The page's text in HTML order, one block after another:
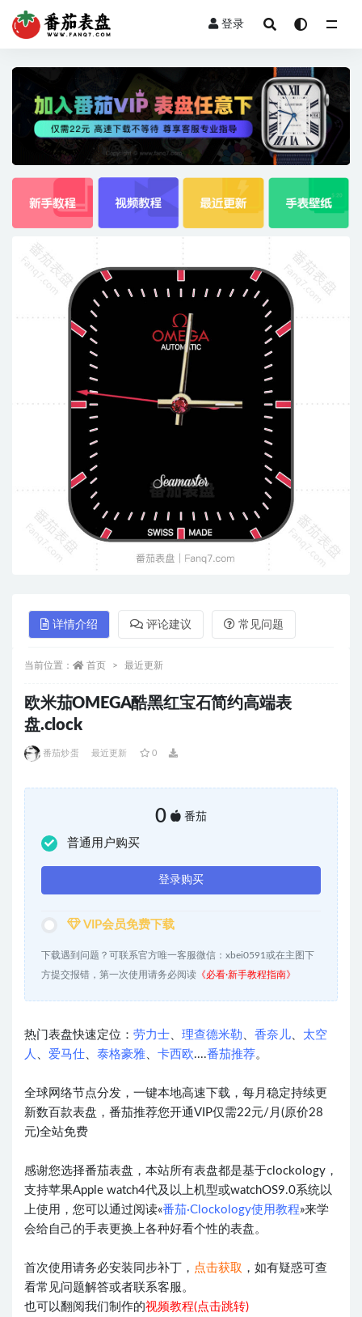
登录
详情介绍 评论建议 常见问题
当前位置： 首页 最近更新
欧米茄OMEGA酷黑红宝石简约高端表
盘.clock
番茄炒蛋 最近更新 0
0 番茄
普通用户购买
登录购买
VIP会员免费下载
下载遇到问题？可联系官方唯一客服微信：xbei0591或在主图下
方提交报错，第一次使用请务必阅读 《必看·新手教程指南》
热门表盘快速定位： 劳力士 理查德米勒 香奈儿
太空
人
爱马仕 泰格豪雅 卡西欧....番茄推荐。
全球网络节点分发，一键本地高速下载，每月稳定持续更
新数百款表盘，番茄推荐您开通VIP仅需22元/月(原价28
元)全站免费
感谢您选择番茄表盘，本站所有表盘都是基于clockology，
支持苹果Apple watch4代及以上机型或watchOS9.0系统以
上使用，您可以通过阅读«番茄·Clockology使用教程»来学
会给自己的手表更换上各种好看个性的表盘。
首次使用请务必安装同步补丁， 点击获取 ，如有疑惑可查
看常见问题解答或者联系客服。
也可以翻阅我们制作的视频教程(点击跳转)